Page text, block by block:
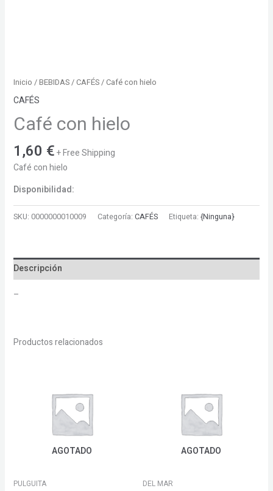
Inicio /BEBIDAS/ CAFÉS/ Café con hielo
CAFÉS
Café con hielo
1,60 €+ Free Shipping
Café con hielo
Disponibilidad:
SKU: 0000000010009 Categoría: CAFÉS Etiqueta: {Ninguna}
Descripción
–
Productos relacionados
AGOTADO
PULGUITA
AGOTADO
DEL MAR